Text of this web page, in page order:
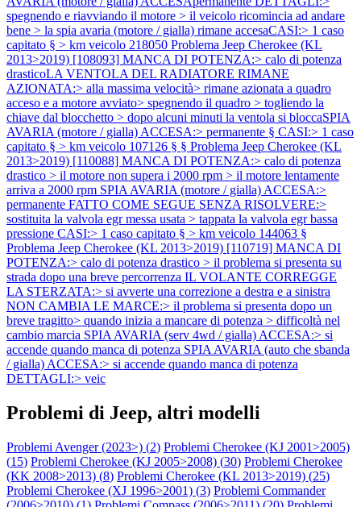
spegnendo e riavviando il motore > il veicolo ricomincia ad andare
bene > la spia avaria (motore / gialla) rimane accesaCASI:> 1 caso
capitato § > km veicolo 218050 Problema Jeep Cherokee (KL
2013>2019) [108093] MANCA DI POTENZA:> calo di potenza
drasticoLA VENTOLA DEL RADIATORE RIMANE
AZIONATA:> alla massima velocità> rimane azionata a quadro
acceso e a motore avviato> spegnendo il quadro > togliendo la
chiave dal blocchetto > dopo alcuni minuti la ventola si bloccaSPIA
AVARIA (motore / gialla) ACCESA:> permanente § CASI:> 1 caso
capitato § > km veicolo 107126 § § Problema Jeep Cherokee (KL
2013>2019) [110088] MANCA DI POTENZA:> calo di potenza
drastico > il motore non supera i 2000 rpm > il motore lentamente
arriva a 2000 rpm SPIA AVARIA (motore / gialla) ACCESA:>
permanente FATTO COME SEGUE SENZA RISOLVERE:>
sostituita la valvola egr messa usata > tappata la valvola egr bassa
pressione CASI:> 1 caso capitato § > km veicolo 144063 §
Problema Jeep Cherokee (KL 2013>2019) [110719] MANCA DI
POTENZA:> calo di potenza drastico > il problema si presenta su
strada dopo una breve percorrenza IL VOLANTE CORREGGE
LA STERZATA:> si avverte una correzione a destra e a sinistra
NON CAMBIA LE MARCE:> il problema si presenta dopo un
breve tragitto> quando inizia a mancare di potenza > difficoltà nel
cambio marcia SPIA AVARIA (serv 4wd / gialla) ACCESA:> si
accende quando manca di potenza SPIA AVARIA (auto che sbanda
/ gialla) ACCESA:> si accende quando manca di potenza
DETTAGLI:> veic
Problemi di Jeep, altri modelli
Problemi Avenger (2023>) (2) Problemi Cherokee (KJ 2001>2005)
(15) Problemi Cherokee (KJ 2005>2008) (30) Problemi Cherokee
(KK 2008>2013) (8) Problemi Cherokee (KL 2013>2019) (25)
Problemi Cherokee (XJ 1996>2001) (3) Problemi Commander